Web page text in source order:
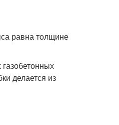
равна толщине
делается из